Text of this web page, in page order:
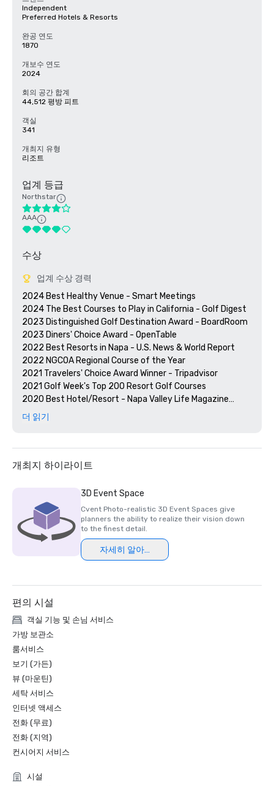
Independent
Preferred Hotels & Resorts
완공 연도
1870
개보수 연도
2024
회의 공간 합계
44,512 평방 피트
객실
341
개최지 유형
리조트
업계 등급
Northstar
AAA
수상
업계 수상 경력
2024 Best Healthy Venue - Smart Meetings
2024 The Best Courses to Play in California - Golf Digest
2023 Distinguished Golf Destination Award - BoardRoom
2023 Diners' Choice Award - OpenTable
2022 Best Resorts in Napa - U.S. News & World Report
2022 NGCOA Regional Course of the Year
2021 Travelers' Choice Award Winner - Tripadvisor
2021 Golf Week's Top 200 Resort Golf Courses
2020 Best Hotel/Resort - Napa Valley Life Magazine
2020 Travelers' Choice Award - Tripadvisor
2018 & 2019 TripAdvisor Certificate of Excellence
2018 & 2019 Readers' Choice Award - Condé Nast Traveler
2017 Best of Resorts - Meetings Today
2016 Top Northern California Resort - Condé Nast
더 읽기
개최지 하이라이트
3D Event Space
Cvent Photo-realistic 3D Event Spaces give
planners the ability to realize their vision down
to the finest detail.
자세히 알아보기
편의 시설
객실 기능 및 손님 서비스
가방 보관소
룸서비스
보기 (가든)
뷰 (마운틴)
세탁 서비스
인터넷 액세스
전화 (무료)
전화 (지역)
컨시어지 서비스
시설